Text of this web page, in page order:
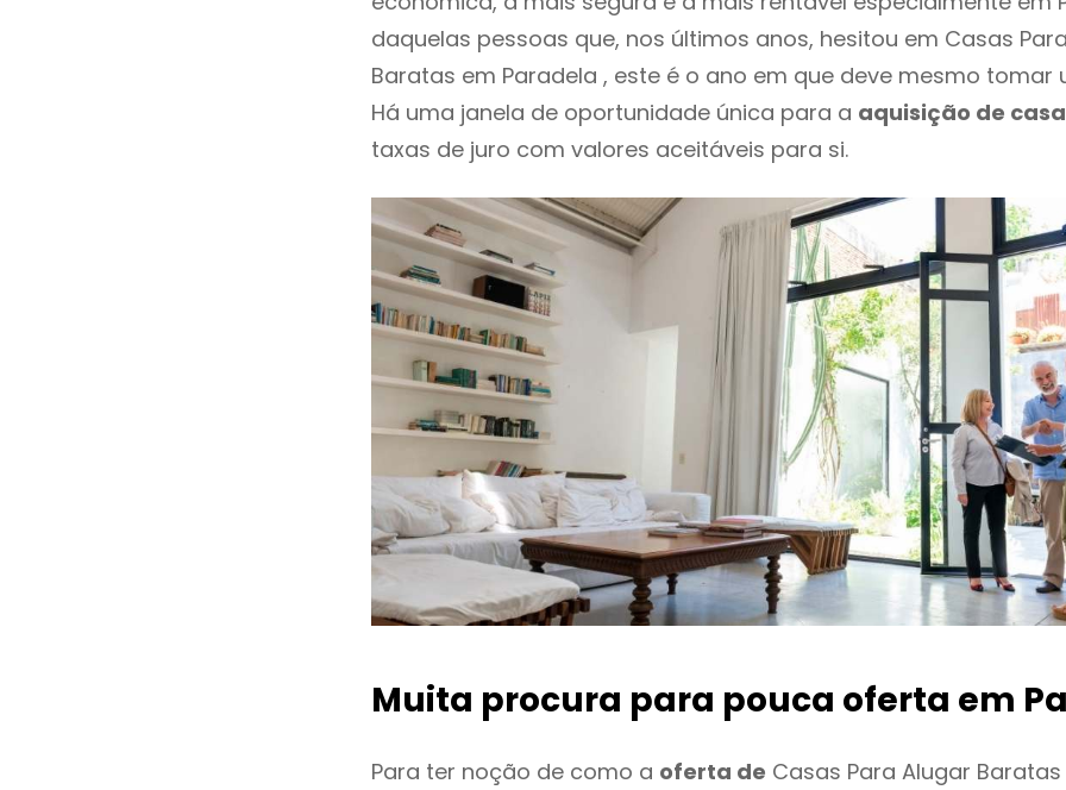
daquelas pessoas que, nos últimos anos, hesitou em Casas
Baratas em Paradela , este é o ano em que deve mesmo tomar
Há uma janela de oportunidade única para a aquisição de casa
taxas de juro com valores aceitáveis para si.
Muita procura para pouca oferta em
Para ter noção de como a oferta de Casas Para Alugar